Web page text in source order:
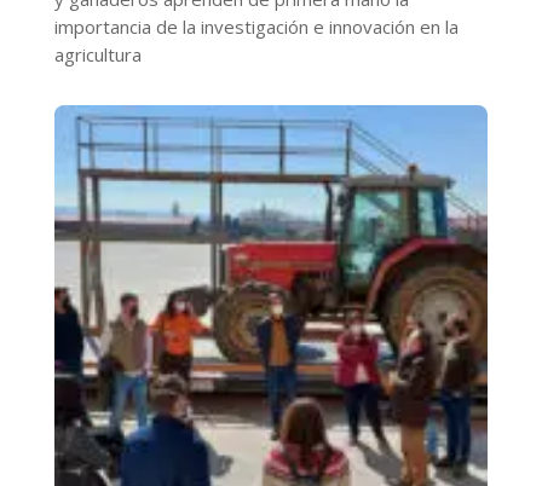
importancia de la investigación e innovación en la
agricultura